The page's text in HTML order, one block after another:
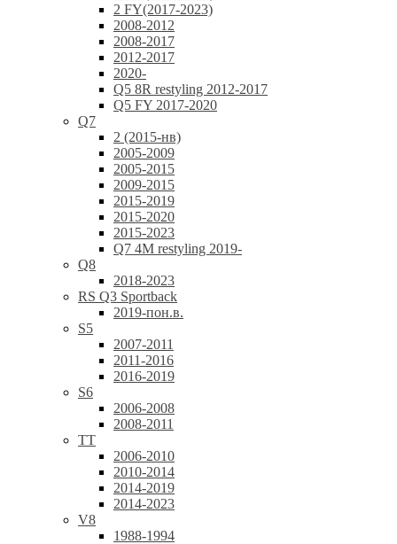
2 FY(2017-2023)
2008-2012
2008-2017
2012-2017
2020-
Q5 8R restyling 2012-2017
Q5 FY 2017-2020
Q7
2 (2015-нв)
2005-2009
2005-2015
2009-2015
2015-2019
2015-2020
2015-2023
Q7 4M restyling 2019-
Q8
2018-2023
RS Q3 Sportback
2019-пон.в.
S5
2007-2011
2011-2016
2016-2019
S6
2006-2008
2008-2011
TT
2006-2010
2010-2014
2014-2019
2014-2023
V8
1988-1994